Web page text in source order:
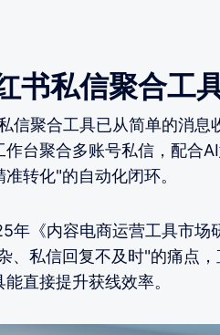
书私信聚合工
信聚合工具已从简单的消息
台聚合多账号私信，配合
转化"的自动化闭环。
年《内容电商运营工具市场
、私信回复不及时"的痛点
直接提升获线效率。